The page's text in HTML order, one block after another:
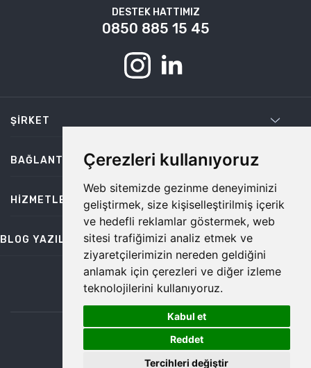
Çerezleri kullanıyoruz
Web sitemizde gezinme deneyiminizi
geliştirmek, size kişiselleştirilmiş içerik
ve hedefli reklamlar göstermek, web
sitesi trafiğimizi analiz etmek ve
ziyaretçilerimizin nereden geldiğini
anlamak için çerezleri ve diğer izleme
teknolojilerini kullanıyoruz.
Kabul et
Reddet
Tercihleri değiştir
DESTEK HATTIMIZ
0850 885 15 45
ŞIRKET
BAĞLANTILAR
HIZMETLER
BLOG YAZILARI
bilgi@temiz.co
©2026 Temiz, Her Hakkı Saklıdır.